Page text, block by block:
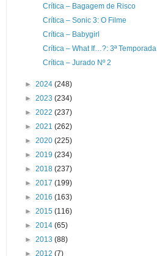
Crítica – Bagagem de Risco
Crítica – Sonic 3: O Filme
Crítica – Babygirl
Crítica – What If…?: 3ª Temporada
Crítica – Jurado Nº 2
► 2024 (248)
► 2023 (234)
► 2022 (237)
► 2021 (262)
► 2020 (225)
► 2019 (234)
► 2018 (237)
► 2017 (199)
► 2016 (163)
► 2015 (116)
► 2014 (65)
► 2013 (88)
► 2012 (7)